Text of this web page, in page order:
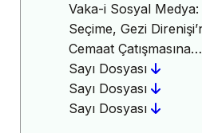
Vaka-i Sosyal
Seçime, Gezi
Cemaat Çatışmasına…
Sayı Dosyası
Sayı Dosyası
Sayı Dosyası